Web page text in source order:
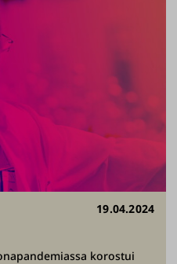
19.04.2024
korostui